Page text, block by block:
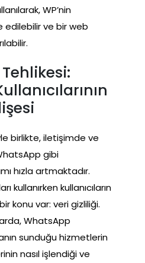
WP’nin
edilebilir ve bir web
birlikte, iletişimde ve
gibi
hızla artmaktadır.
kullanırken kullanıcıların
konu var: veri gizliliği.
WhatsApp
sunduğu hizmetlerin
nasıl işlendiği ve